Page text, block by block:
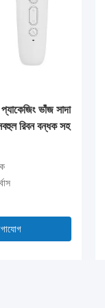
ভাঁজ সাদা
রিবন বন্ধক সহ